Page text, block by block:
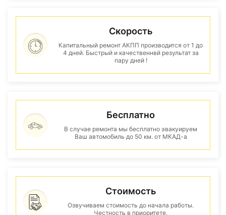
Скорость
Капитальный ремонт АКПП производится от 1 до
4 дней. Быстрый и качественнвй результат за
пару дней !
Бесплатно
В случае ремонта мы бесплатно эвакуируем
Ваш автомобиль до 50 км. от МКАД-а
Стоимость
Озвучиваем стоимость до начала работы.
Честность в приоритете.